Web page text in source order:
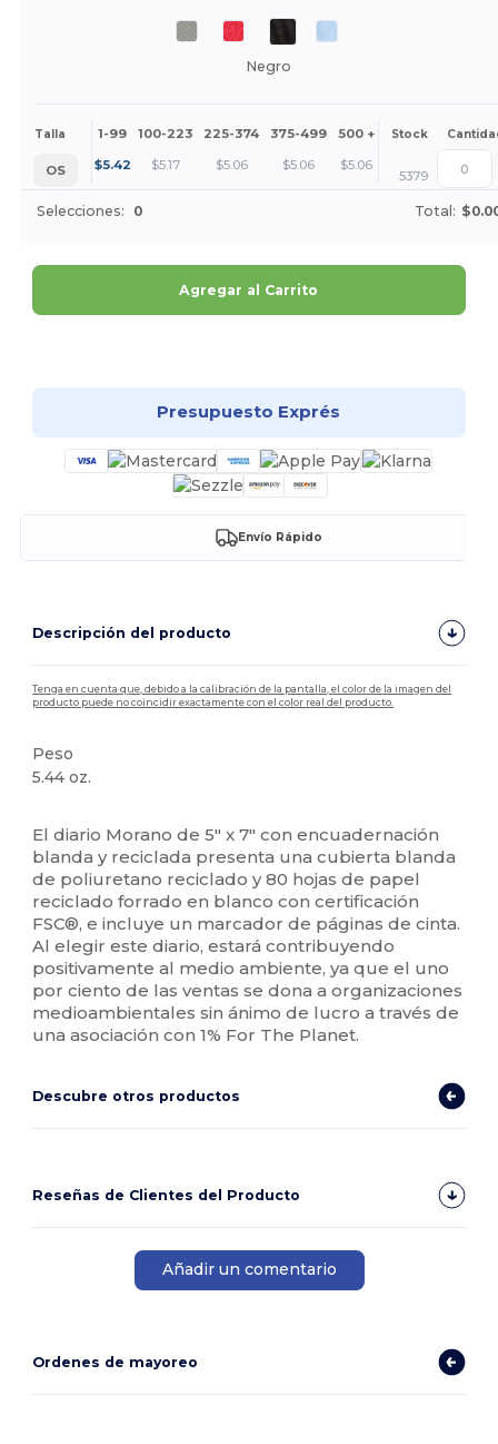
Negro
Talla 1-99 100-223 225-374 375-499 500 + Más
Stock
OS $5.42 $5.17 $5.06 $5.06 $5.06 +
5379
Selecciones: 0 Total:
Agregar al Carrito
Presupuesto Exprés
Envío Rápido
Descripción del producto
Tenga en cuenta que, debido a la calibración de la pantalla, el color de la imagen del
producto puede no coincidir exactamente con el color real del producto.
Peso
5.44 oz.
El diario Morano de 5" x 7" con encuadernación
blanda y reciclada presenta una cubierta blanda
de poliuretano reciclado y 80 hojas de papel
reciclado forrado en blanco con certificación
FSC®, e incluye un marcador de páginas de cinta.
Al elegir este diario, estará contribuyendo
positivamente al medio ambiente, ya que el uno
por ciento de las ventas se dona a organizaciones
medioambientales sin ánimo de lucro a través de
una asociación con 1% For The Planet.
Descubre otros productos
Reseñas de Clientes del Producto
Añadir un comentario
Ordenes de mayoreo